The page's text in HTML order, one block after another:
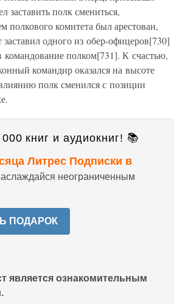
заставить полк смениться,
полкового комитета был арестован,
одного из обер-офицеров[730]
командование полком[731]. К счастью,
командир оказался на высоте
полк сменился с позиции
книг и аудиокниг! 📚
Литрес Подписки в
неограниченным
ПОДАРОК
является ознакомительным